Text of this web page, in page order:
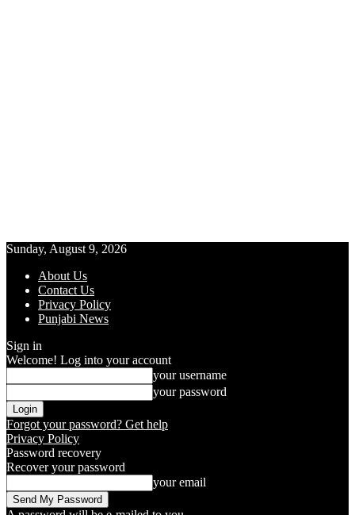
Sunday, August 9, 2026
About Us
Contact Us
Privacy Policy
Punjabi News
Sign in
Welcome! Log into your account
your username
your password
Forgot your password? Get help
Privacy Policy
Password recovery
Recover your password
your email